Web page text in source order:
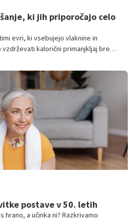
ki jih priporočajo celo
evri, ki vsebujejo vlaknine in
kalorični primanjkljaj brez
postave v 50. letih
hrano, a učinka ni? Razkrivamo